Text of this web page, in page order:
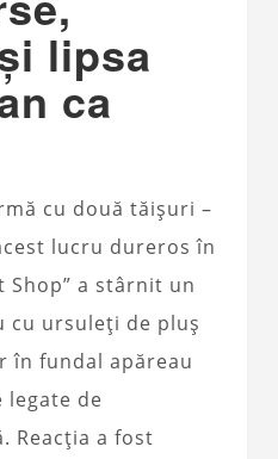
lipsa
ca
cu două tăișuri –
lucru dureros în
Shop” a stârnit un
cu ursuleți de pluș
în fundal apăreau
legate de
Reacția a fost